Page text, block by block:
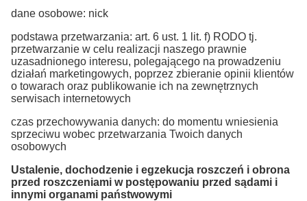
dane osobowe: nick
podstawa przetwarzania: art. 6 ust. 1 lit. f) RODO tj.
przetwarzanie w celu realizacji naszego prawnie
uzasadnionego interesu, polegającego na prowadzeniu
działań marketingowych, poprzez zbieranie opinii klientów
o towarach oraz publikowanie ich na zewnętrznych
serwisach internetowych
czas przechowywania danych: do momentu wniesienia
sprzeciwu wobec przetwarzania Twoich danych
osobowych
Ustalenie, dochodzenie i egzekucja roszczeń i obrona
przed roszczeniami w postępowaniu przed sądami i
innymi organami państwowymi